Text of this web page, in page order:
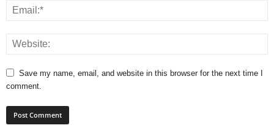
Save my name, email, and website in this browser for the next time I
comment.